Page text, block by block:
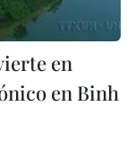
en
en Binh